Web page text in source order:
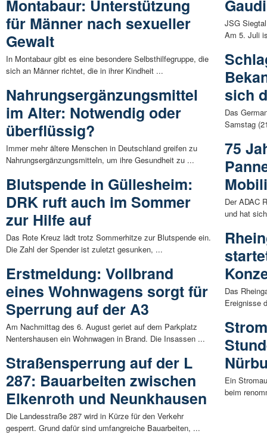
Montabaur: Unterstützung
für Männer nach sexueller
Gewalt
In Montabaur gibt es eine besondere Selbsthilfegruppe, die
sich an Männer richtet, die in ihrer Kindheit ...
Nahrungsergänzungsmittel
im Alter: Notwendig oder
überflüssig?
Immer mehr ältere Menschen in Deutschland greifen zu
Nahrungsergänzungsmitteln, um ihre Gesundheit zu ...
Blutspende in Güllesheim:
DRK ruft auch im Sommer
zur Hilfe auf
Das Rote Kreuz lädt trotz Sommerhitze zur Blutspende ein.
Die Zahl der Spender ist zuletzt gesunken, ...
Erstmeldung: Vollbrand
eines Wohnwagens sorgt für
Sperrung auf der A3
Am Nachmittag des 6. August geriet auf dem Parkplatz
Nentershausen ein Wohnwagen in Brand. Die Insassen ...
Straßensperrung auf der L
287: Bauarbeiten zwischen
Elkenroth und Neunkhausen
Die Landesstraße 287 wird in Kürze für den Verkehr
gesperrt. Grund dafür sind umfangreiche Bauarbeiten, ...
JSG
Am 5. Juli
sich
Das
Samstag
75
Der ADAC
und hat
Das
Ereignisse
Ein
beim